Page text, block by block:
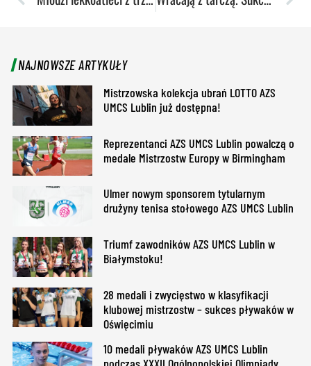
NAJNOWSZE ARTYKUŁY
Mistrzowska kolekcja ubrań LOTTO AZS
UMCS Lublin już dostępna!
Reprezentanci AZS UMCS Lublin powalczą o
medale Mistrzostw Europy w Birmingham
Ulmer nowym sponsorem tytularnym
drużyny tenisa stołowego AZS UMCS Lublin
Triumf zawodników AZS UMCS Lublin w
Białymstoku!
28 medali i zwycięstwo w klasyfikacji
klubowej mistrzostw – sukces pływaków w
Oświęcimiu
10 medali pływaków AZS UMCS Lublin